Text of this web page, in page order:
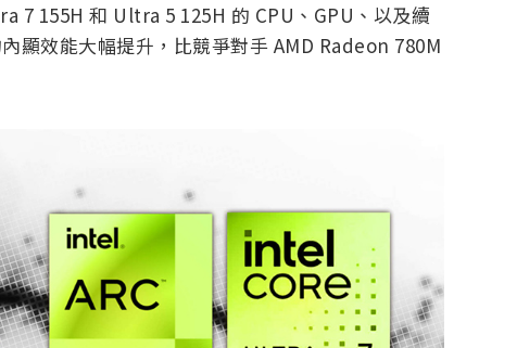
7 155H 和 Ultra 5 125H 的 CPU、GPU、以及續
顯效能大幅提升，比競爭對手 AMD Radeon 780M